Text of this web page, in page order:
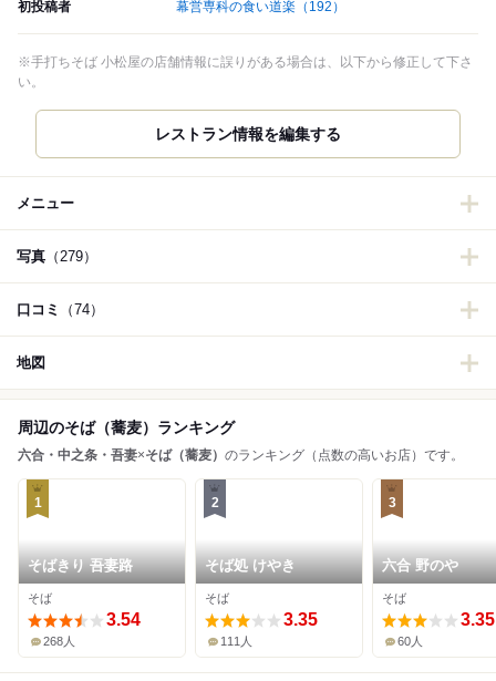
初投稿者 幕営専科の食い道楽 （192）
※手打ちそば 小松屋の店舗情報に誤りがある場合は、以下から修正して下さ
い。
レストラン情報を編集する
メニュー
写真 （279）
口コミ （74）
地図
周辺のそば（蕎麦）ランキング
六合・中之条・吾妻×そば（蕎麦） のランキング（点数の高いお店）です。
1
そばきり 吾妻路
そば
3.54
268人
2
そば処 けやき
そば
3.35
111人
3
六合 野のや
そば
3.35
60人